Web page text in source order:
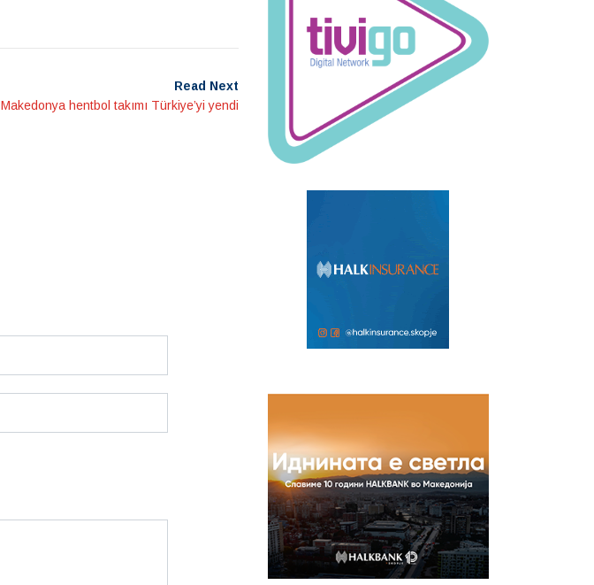
Read Next
Makedonya hentbol takımı Türkiye’yi yendi